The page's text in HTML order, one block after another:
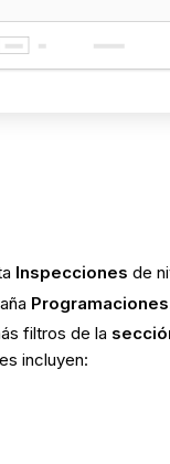
Inspecciones de
Programaciones
filtros de la
incluyen: